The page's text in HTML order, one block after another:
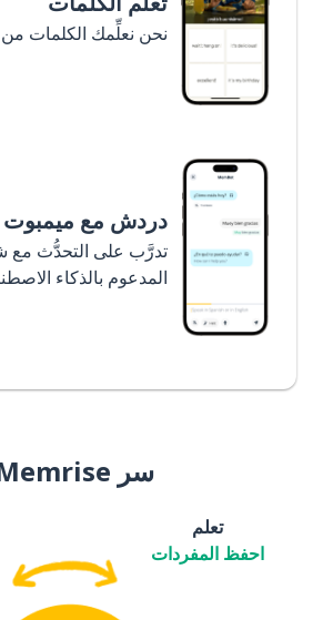
نحن نعلِّمك الكلمات من
دردش مع ميمبوت
تدرَّب على التحدُّث مع
المدعوم بالذكاء
سر Memrise
تعلم
احفظ المفردات